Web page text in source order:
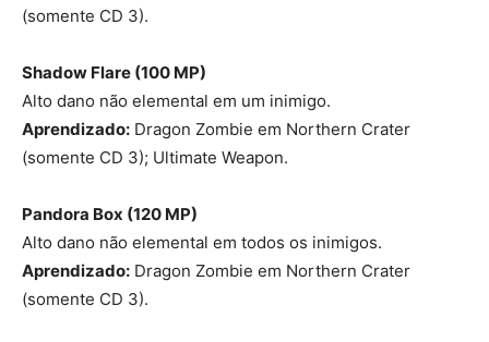
(somente CD 3).
Shadow Flare (100 MP)
Alto dano não elemental em um inimigo.
Aprendizado: Dragon Zombie em Northern Crater
(somente CD 3); Ultimate Weapon.
Pandora Box (120 MP)
Alto dano não elemental em todos os inimigos.
Aprendizado: Dragon Zombie em Northern Crater
(somente CD 3).